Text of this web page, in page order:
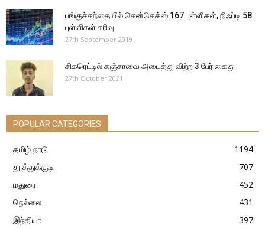
பங்குச்சந்தையில் சென்செக்ஸ் 167 புள்ளிகள், நிஃப்டி 58
புள்ளிகள் சரிவு
27th September 2019
சிகரெட்டில் கஞ்சாவை அடைத்து விற்ற 3 பேர் கைது
27th October 2021
POPULAR CATEGORIES
தமிழ் நாடு
1194
தூத்துக்குடி
707
மதுரை
452
நெல்லை
431
இந்தியா
397